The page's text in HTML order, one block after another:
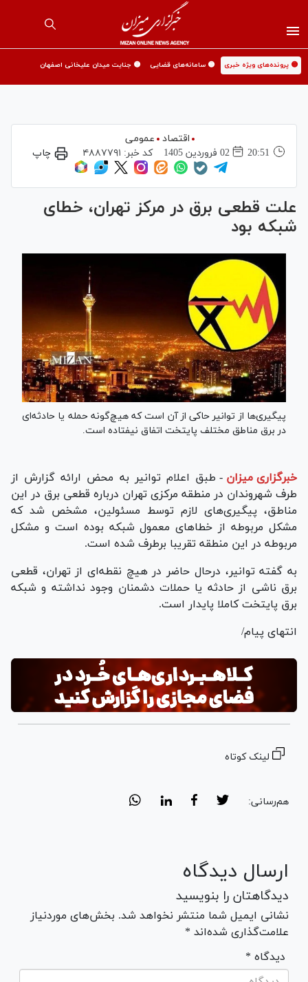
🟡 پرونده‌های ویژه خبری 🟡 سامانه‌های قضایی 🟡 جنایت میدان علیخانی اصفهان
اقتصاد
عمومی
20:51
02 فروردين 1405 کد خبر: ۴۸۸۷۷۹۱ چاپ
علت قطعی برق در مرکز تهران، خطای
شبکه بود
پیگیری‌ها از توانیر حاکی از آن است که هیچ‌گونه حمله یا حادثه‌ای
در برق مناطق مختلف پایتخت اتفاق نیفتاده است.
خبرگزاری میزان - طبق اعلام توانیر به محض ارائه گزارش از
طرف شهروندان در منطقه مرکزی تهران درباره قطعی برق در این
مناطق، پیگیری‌های لازم توسط مسئولین، مشخص شد که
مشکل مربوطه از خطا‌های معمول شبکه بوده است و مشکل
مربوطه در این منطقه تقریبا برطرف شده است.
به گفته توانیر، درحال حاضر در هیچ نقطه‌ای از تهران، قطعی
برق ناشی از حادثه یا حملات دشمنان وجود نداشته و شبکه
برق پایتخت کاملا پایدار است.
انتهای پیام/
لینک کوتاه
هم‌رسانی:
ارسال دیدگاه
دیدگاهتان را بنویسید
نشانی ایمیل شما منتشر نخواهد شد. بخش‌های موردنیاز
علامت‌گذاری شده‌اند *
* دیدگاه